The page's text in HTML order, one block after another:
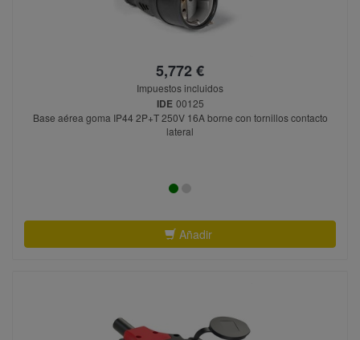
5,772 €
Impuestos incluidos
IDE 00125
Base aérea goma IP44 2P+T 250V 16A borne con tornillos contacto
lateral
Añadir